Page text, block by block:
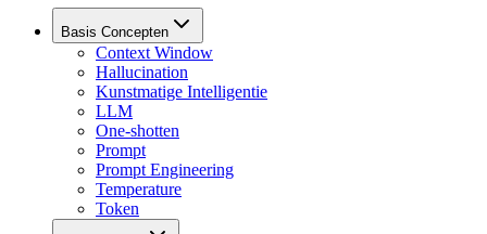
Basis Concepten
Context Window
Hallucination
Kunstmatige Intelligentie
LLM
One-shotten
Prompt
Prompt Engineering
Temperature
Token